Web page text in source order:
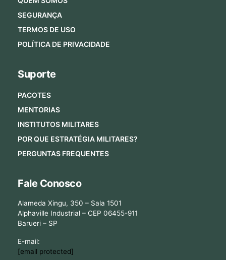
SEGURANÇA
TERMOS DE USO
POLÍTICA DE PRIVACIDADE
Suporte
PACOTES
MENTORIAS
INSTITUTOS MILITARES
POR QUE ESTRATÉGIA MILITARES?
PERGUNTAS FREQUENTES
Fale Conosco
Alameda Xingu, 350 – Sala 1501
Alphaville Industrial – CEP 06455-911
Barueri – SP
E-mail:
[email protected]